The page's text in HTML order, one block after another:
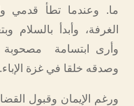
ما. وعندما تطأ قدمي
الغرفة، وأبدأ بالسلام
وأرى ابتسامة مصحوبة
وصدقه خلقا في غزة الإباء.
ورغم الإيمان وقبول